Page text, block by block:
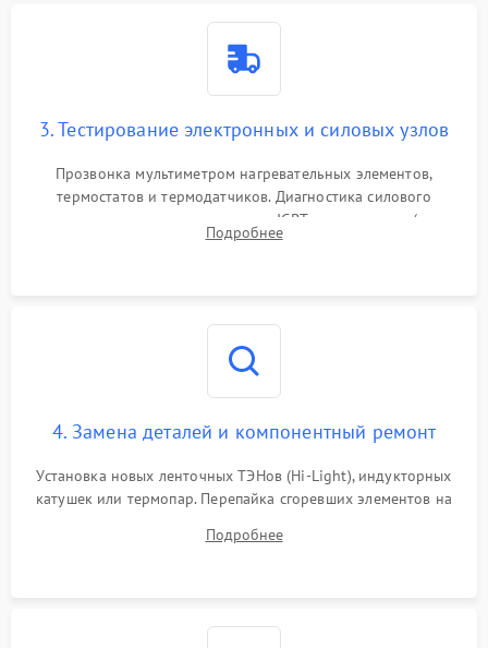
3. Тестирование электронных и силовых узлов
Прозвонка мультиметром нагревательных элементов,
термостатов и термодатчиков. Диагностика силового
модуля, реле, диодных мостов и IGBT-транзисторов (для
индукции). Проверка кранов и газ-контроля (для газовых
Подробнее
4. Замена деталей и компонентный ремонт
Установка новых ленточных ТЭНов (Hi-Light), индукторных
катушек или термопар. Перепайка сгоревших элементов на
дорожек. Очистка контактов и замена поврежденной
Подробнее